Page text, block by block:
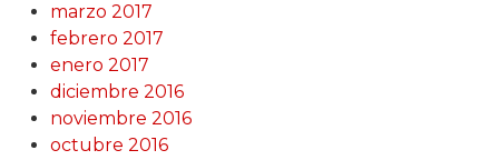
marzo 2017
febrero 2017
enero 2017
diciembre 2016
noviembre 2016
octubre 2016